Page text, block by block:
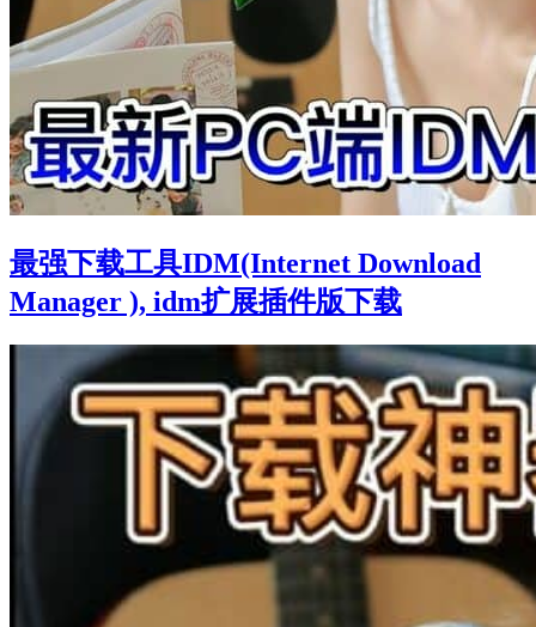
最强下载工具IDM(Internet Download
Manager ), idm扩展插件版下载